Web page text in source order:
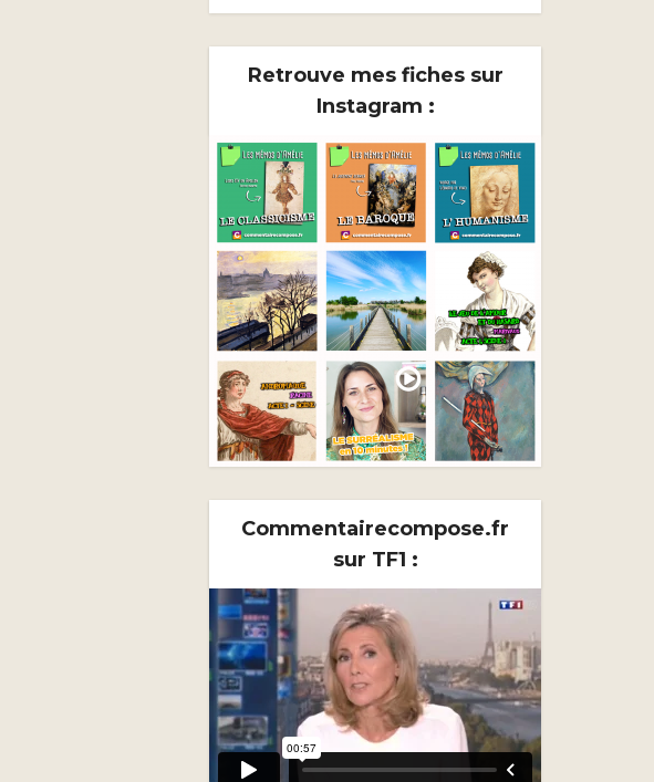
Retrouve mes fiches sur
Instagram :
Commentairecompose.fr
sur TF1 :